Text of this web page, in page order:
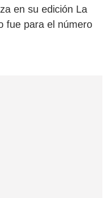
en su edición La
fue para el número